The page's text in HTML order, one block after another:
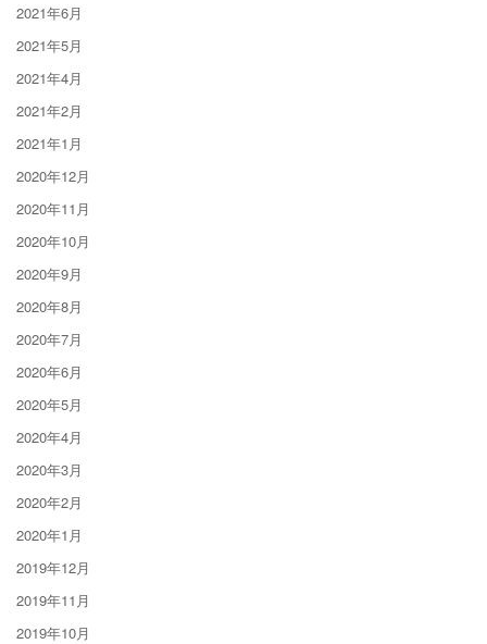
2021年6月
2021年5月
2021年4月
2021年2月
2021年1月
2020年12月
2020年11月
2020年10月
2020年9月
2020年8月
2020年7月
2020年6月
2020年5月
2020年4月
2020年3月
2020年2月
2020年1月
2019年12月
2019年11月
2019年10月